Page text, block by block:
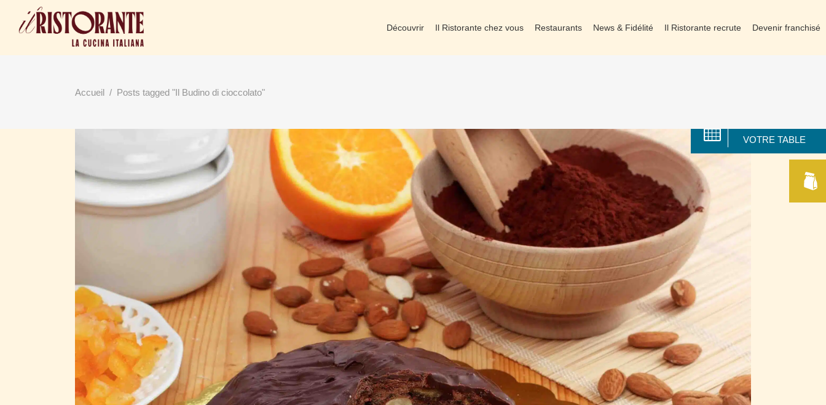
Découvrir Il Ristorante chez vous Restaurants News & Fidélité Il Ristorante recrute Devenir franchisé
Accueil / Posts tagged "Il Budino di cioccolato"
VOTRE TABLE